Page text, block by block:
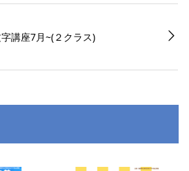
字講座7月~(２クラス)